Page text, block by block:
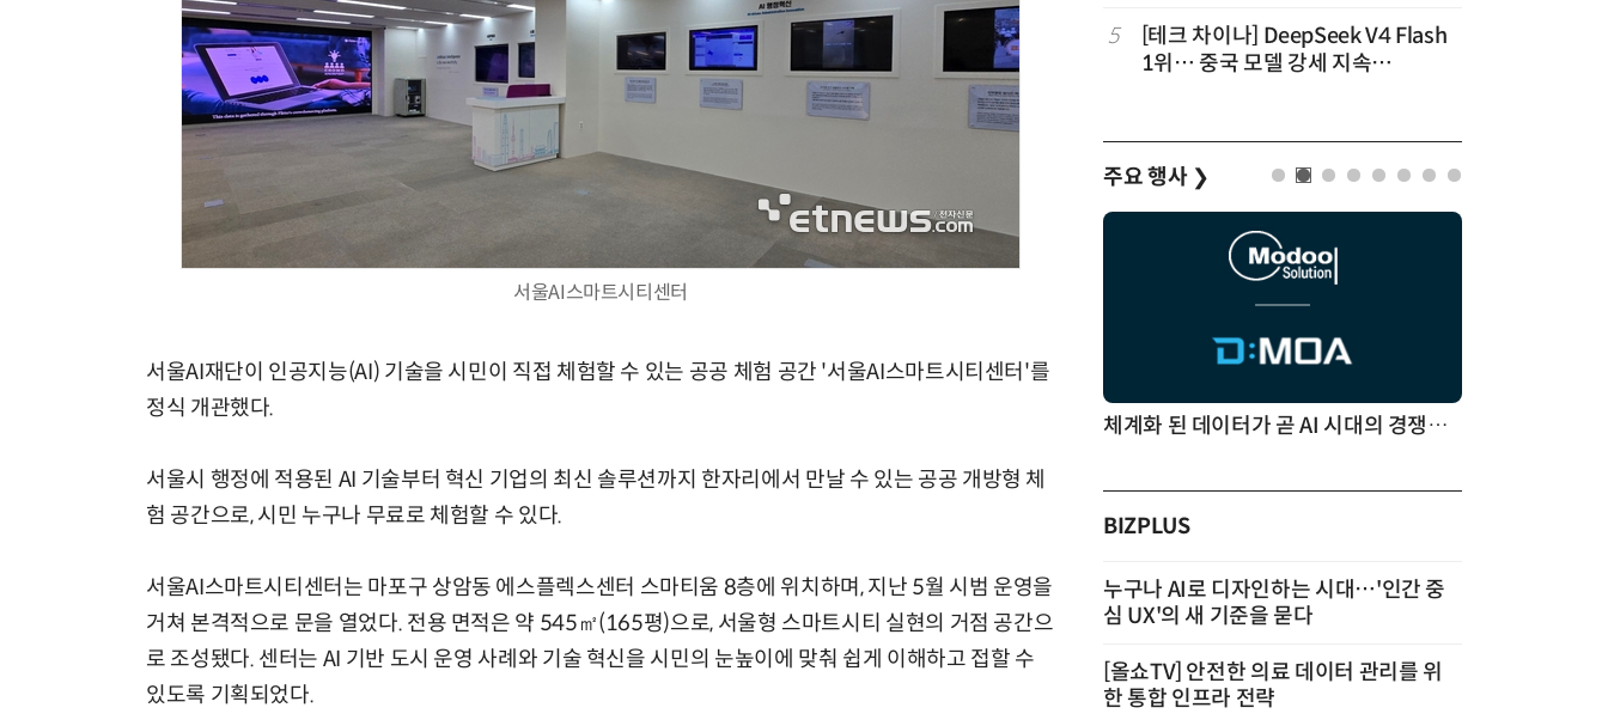
서울AI스마트시티센터
서울AI재단이 인공지능(AI) 기술을 시민이 직접 체험할 수 있는 공공 체험 공간 '서울AI스마트시티센터'를
정식 개관했다.
서울시 행정에 적용된 AI 기술부터 혁신 기업의 최신 솔루션까지 한자리에서 만날 수 있는 공공 개방형 체
험 공간으로, 시민 누구나 무료로 체험할 수 있다.
서울AI스마트시티센터는 마포구 상암동 에스플렉스센터 스마티움 8층에 위치하며, 지난 5월 시범 운영을
거쳐 본격적으로 문을 열었다. 전용 면적은 약 545㎡(165평)으로, 서울형 스마트시티 실현의 거점 공간으
로 조성됐다. 센터는 AI 기반 도시 운영 사례와 기술 혁신을 시민의 눈높이에 맞춰 쉽게 이해하고 접할 수
있도록 기획되었다.
10 코히어, 통제 가능한 소버린 AI 지
원…“韓이 아태 승부처”
5
[테크 차이나] DeepSeek V4 Flash
1위… 중국 모델 강세 지속
주요 행사 ❯
체계화 된 데이터가 곧 AI 시대의 경쟁력이다
BIZPLUS
누구나 AI로 디자인하는 시대…'인간 중
심 UX'의 새 기준을 묻다
[올쇼TV] 안전한 의료 데이터 관리를 위
한 통합 인프라 전략